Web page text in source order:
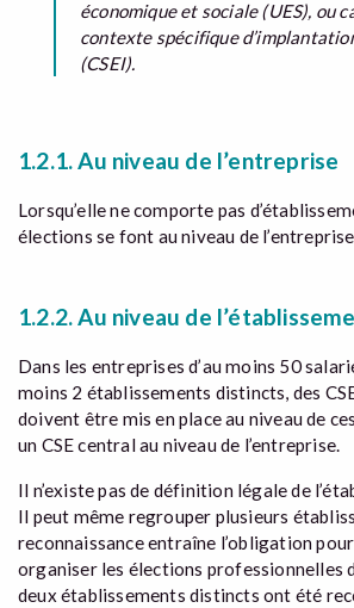
économique et sociale (UES), ou
contexte spécifique
(CSEI).
1.2.1. Au niveau de l’entreprise
Lorsqu’elle ne comporte pas
élections se font au niveau de
1.2.2. Au niveau de
Dans les entreprises d’au moins 50
moins 2 établissements distincts, des
doivent être mis en place au niveau de
un CSE central au niveau de l’entreprise.
Il n’existe pas de définition légale de
Il peut même regrouper plusieurs
reconnaissance entraîne l’obligation pour
organiser les élections professionnelles
deux établissements distincts ont été